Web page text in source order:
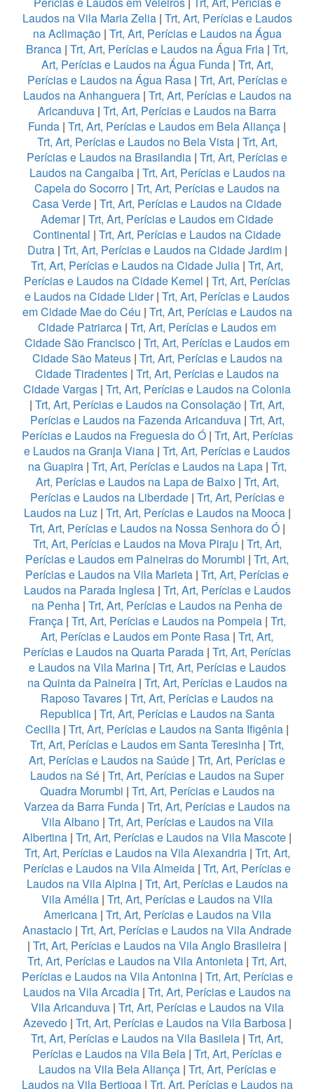
Laudos na Vila Maria Zelia| Trt, Art, Perícias e Laudos
na Aclimação| Trt, Art, Perícias e Laudos na Água
Branca | Trt, Art, Perícias e Laudos na Água Fria | Trt,
Art, Perícias e Laudos na Água Funda| Trt, Art,
Perícias e Laudos na Água Rasa | Trt, Art, Perícias e
Laudos na Anhanguera| Trt, Art, Perícias e Laudos na
Aricanduva | Trt, Art, Perícias e Laudos na Barra
Funda | Trt, Art, Perícias e Laudos em Bela Aliança |
Trt, Art, Perícias e Laudos no Bela Vista| Trt, Art,
Perícias e Laudos na Brasilandia | Trt, Art, Perícias e
Laudos na Cangaiba| Trt, Art, Perícias e Laudos na
Capela do Socorro | Trt, Art, Perícias e Laudos na
Casa Verde | Trt, Art, Perícias e Laudos na Cidade
Ademar| Trt, Art, Perícias e Laudos em Cidade
Continental | Trt, Art, Perícias e Laudos na Cidade
Dutra | Trt, Art, Perícias e Laudos na Cidade Jardim|
Trt, Art, Perícias e Laudos na Cidade Julia | Trt, Art,
Perícias e Laudos na Cidade Kemel | Trt, Art, Perícias
e Laudos na Cidade Lider| Trt, Art, Perícias e Laudos
em Cidade Mae do Céu | Trt, Art, Perícias e Laudos na
Cidade Patriarca | Trt, Art, Perícias e Laudos em
Cidade São Francisco | Trt, Art, Perícias e Laudos em
Cidade São Mateus| Trt, Art, Perícias e Laudos na
Cidade Tiradentes | Trt, Art, Perícias e Laudos na
Cidade Vargas | Trt, Art, Perícias e Laudos na Colonia
| Trt, Art, Perícias e Laudos na Consolação | Trt, Art,
Perícias e Laudos na Fazenda Aricanduva| Trt, Art,
Perícias e Laudos na Freguesia do Ó| Trt, Art, Perícias
e Laudos na Granja Viana | Trt, Art, Perícias e Laudos
na Guapira| Trt, Art, Perícias e Laudos na Lapa| Trt,
Art, Perícias e Laudos na Lapa de Baixo | Trt, Art,
Perícias e Laudos na Liberdade | Trt, Art, Perícias e
Laudos na Luz| Trt, Art, Perícias e Laudos na Mooca|
Trt, Art, Perícias e Laudos na Nossa Senhora do Ó|
Trt, Art, Perícias e Laudos na Mova Piraju | Trt, Art,
Perícias e Laudos em Paineiras do Morumbi | Trt, Art,
Perícias e Laudos na Vila Marieta | Trt, Art, Perícias e
Laudos na Parada Inglesa | Trt, Art, Perícias e Laudos
na Penha | Trt, Art, Perícias e Laudos na Penha de
França | Trt, Art, Perícias e Laudos na Pompeia| Trt,
Art, Perícias e Laudos em Ponte Rasa | Trt, Art,
Perícias e Laudos na Quarta Parada | Trt, Art, Perícias
e Laudos na Vila Marina| Trt, Art, Perícias e Laudos
na Quinta da Paineira| Trt, Art, Perícias e Laudos na
Raposo Tavares | Trt, Art, Perícias e Laudos na
Republica| Trt, Art, Perícias e Laudos na Santa
Cecilia | Trt, Art, Perícias e Laudos na Santa Ifigênia |
Trt, Art, Perícias e Laudos em Santa Teresinha | Trt,
Art, Perícias e Laudos na Saúde | Trt, Art, Perícias e
Laudos na Sé | Trt, Art, Perícias e Laudos na Super
Quadra Morumbi | Trt, Art, Perícias e Laudos na
Varzea da Barra Funda | Trt, Art, Perícias e Laudos na
Vila Albano| Trt, Art, Perícias e Laudos na Vila
Albertina | Trt, Art, Perícias e Laudos na Vila Mascote |
Trt, Art, Perícias e Laudos na Vila Alexandria| Trt, Art,
Perícias e Laudos na Vila Almeida | Trt, Art, Perícias e
Laudos na Vila Alpina | Trt, Art, Perícias e Laudos na
Vila Amélia | Trt, Art, Perícias e Laudos na Vila
Americana| Trt, Art, Perícias e Laudos na Vila
Anastacio | Trt, Art, Perícias e Laudos na Vila Andrade
| Trt, Art, Perícias e Laudos na Vila Anglo Brasileira |
Trt, Art, Perícias e Laudos na Vila Antonieta | Trt, Art,
Perícias e Laudos na Vila Antonina| Trt, Art, Perícias e
Laudos na Vila Arcadia | Trt, Art, Perícias e Laudos na
Vila Aricanduva| Trt, Art, Perícias e Laudos na Vila
Azevedo| Trt, Art, Perícias e Laudos na Vila Barbosa|
Trt, Art, Perícias e Laudos na Vila Basileia | Trt, Art,
Perícias e Laudos na Vila Bela | Trt, Art, Perícias e
Laudos na Vila Bela Aliança| Trt, Art, Perícias e
Laudos na Vila Bertioga| Trt, Art, Perícias e Laudos na